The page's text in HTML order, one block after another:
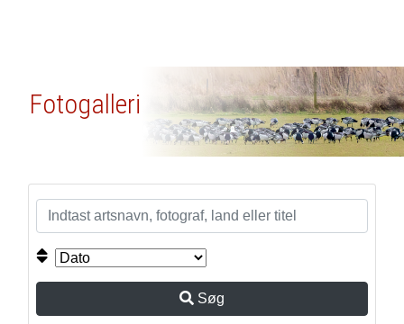
Fotogalleri
Søg